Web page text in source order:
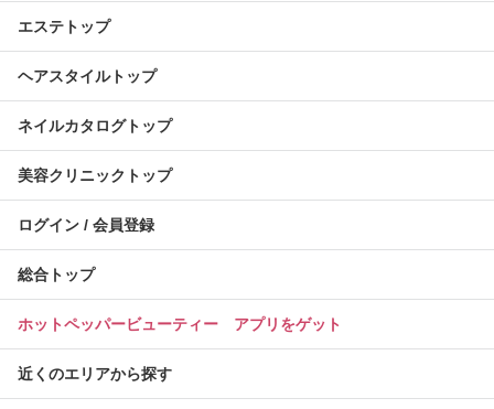
エステトップ
ヘアスタイルトップ
ネイルカタログトップ
美容クリニックトップ
ログイン / 会員登録
総合トップ
ホットペッパービューティー アプリをゲット
近くのエリアから探す